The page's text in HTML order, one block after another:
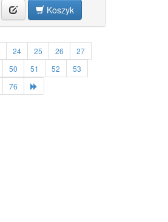
Koszyk
24 25 26
27
50 51 52
53
76